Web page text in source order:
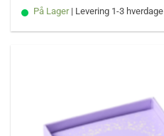
På Lager | Levering 1-3 hverdage